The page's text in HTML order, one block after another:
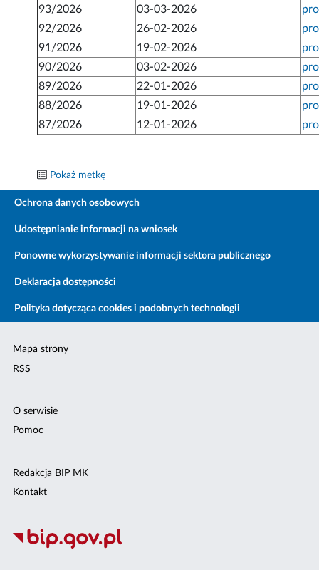
93/2026
03-03-2026
92/2026
26-02-2026
91/2026
19-02-2026
90/2026
03-02-2026
89/2026
22-01-2026
88/2026
19-01-2026
87/2026
12-01-2026
Pokaż metkę
Ochrona danych osobowych
Udostępnianie informacji na wniosek
Ponowne wykorzystywanie informacji sektora publicznego
Deklaracja dostępności
Polityka dotycząca cookies i podobnych technologii
Mapa strony
RSS
O serwisie
Pomoc
Redakcja BIP MK
Kontakt